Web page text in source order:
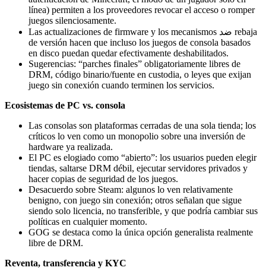
línea) permiten a los proveedores revocar el acceso o romper
juegos silenciosamente.
Las actualizaciones de firmware y los mecanismos ضد rebaja
de versión hacen que incluso los juegos de consola basados
en disco puedan quedar efectivamente deshabilitados.
Sugerencias: “parches finales” obligatoriamente libres de
DRM, código binario/fuente en custodia, o leyes que exijan
juego sin conexión cuando terminen los servicios.
Ecosistemas de PC vs. consola
Las consolas son plataformas cerradas de una sola tienda; los
críticos lo ven como un monopolio sobre una inversión de
hardware ya realizada.
El PC es elogiado como “abierto”: los usuarios pueden elegir
tiendas, saltarse DRM débil, ejecutar servidores privados y
hacer copias de seguridad de los juegos.
Desacuerdo sobre Steam: algunos lo ven relativamente
benigno, con juego sin conexión; otros señalan que sigue
siendo solo licencia, no transferible, y que podría cambiar sus
políticas en cualquier momento.
GOG se destaca como la única opción generalista realmente
libre de DRM.
Reventa, transferencia y KYC